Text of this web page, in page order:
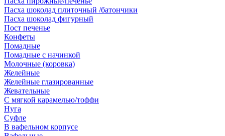
Пасха шоколад плиточный /батончики
Пасха шоколад фигурный
Пост печенье
Конфеты
Помадные
Помадные с начинкой
Молочные (коровка)
Желейные
Желейные глазированные
Жевательные
С мягкой карамелью/тоффи
Нуга
Суфле
В вафельном корпусе